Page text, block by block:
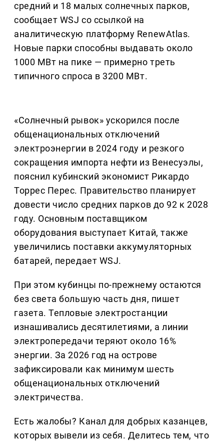
средний и 18 малых солнечных парков,
сообщает WSJ со ссылкой на
аналитическую платформу RenewAtlas.
Новые парки способны выдавать около
1000 МВт на пике — примерно треть
типичного спроса в 3200 МВт.
«Солнечный рывок» ускорился после
общенациональных отключений
электроэнергии в 2024 году и резкого
сокращения импорта нефти из Венесуэлы,
пояснил кубинский экономист Рикардо
Торрес Перес. Правительство планирует
довести число средних парков до 92 к 2028
году. Основным поставщиком
оборудования выступает Китай, также
увеличились поставки аккумуляторных
батарей, передает WSJ.
При этом кубинцы по-прежнему остаются
без света большую часть дня, пишет
газета. Тепловые электростанции
изнашивались десятилетиями, а линии
электропередачи теряют около 16%
энергии. За 2026 год на острове
зафиксировали как минимум шесть
общенациональных отключений
электричества.
Есть жалобы? Канал для добрых казанцев,
которых вывели из себя. Делитеcь тем, что